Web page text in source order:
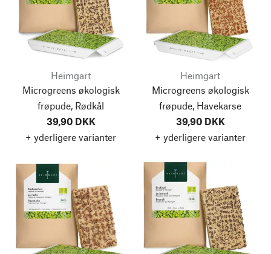
Heimgart
Microgreens økologisk
frøpude, Rødkål
39,90 DKK
+ yderligere varianter
Heimgart
Microgreens økologisk
frøpude, Havekarse
39,90 DKK
+ yderligere varianter